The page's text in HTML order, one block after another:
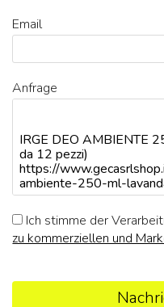
Email
Anfrage
Ich stimme der
zu kommerziellen und